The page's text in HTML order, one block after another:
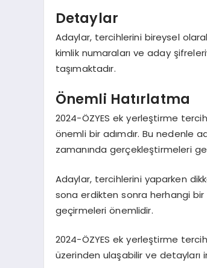
Detaylar
Adaylar, tercihlerini bireysel
kimlik numaraları ve aday
taşımaktadır.
Önemli Hatırlatma
2024-ÖZYES ek yerleştirme
önemli bir adımdır. Bu nedenle
zamanında gerçekleştirmeleri
Adaylar, tercihlerini yaparken
sona erdikten sonra herhangi bir
geçirmeleri önemlidir.
2024-ÖZYES ek yerleştirme
üzerinden ulaşabilir ve detayları